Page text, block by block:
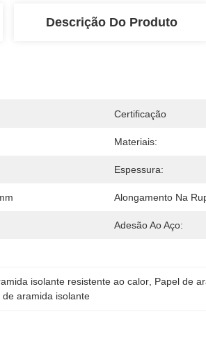
Descrição Do Produto
Certificação
Materiais:
Espessura:
Alongamento Na
Adesão Ao Aço:
isolante resistente ao calor Papel de
de aramida isolante